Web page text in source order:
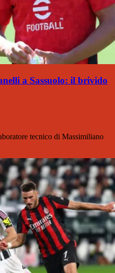
a Sassuolo: il brivido
tecnico di Massimiliano